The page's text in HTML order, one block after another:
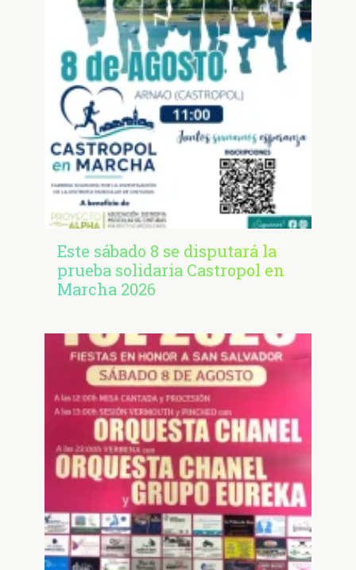
Este sábado 8 se disputará la
prueba solidaria Castropol en
Marcha 2026